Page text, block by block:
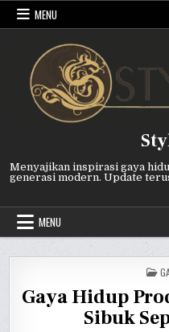
Skip
MENU
Menyajikan inspirasi gaya
generasi modern. Update
MENU
IN
Gaya Hidup
Sibuk